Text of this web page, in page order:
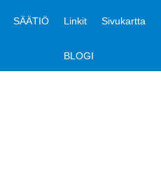
SÄÄTIÖ Linkit Sivukartta
BLOGI